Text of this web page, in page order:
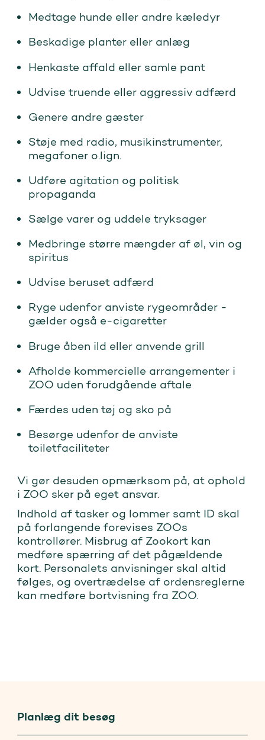
Medtage hunde eller andre kæledyr
Beskadige planter eller anlæg
Henkaste affald eller samle pant
Udvise truende eller aggressiv adfærd
Genere andre gæster
Støje med radio, musikinstrumenter,
megafoner o.lign.
Udføre agitation og politisk
propaganda
Sælge varer og uddele tryksager
Medbringe større mængder af øl, vin og
spiritus
Udvise beruset adfærd
Ryge udenfor anviste rygeområder -
gælder også e-cigaretter
Bruge åben ild eller anvende grill
Afholde kommercielle arrangementer i
ZOO uden forudgående aftale
Færdes uden tøj og sko på
Besørge udenfor de anviste
toiletfaciliteter
Vi gør desuden opmærksom på, at ophold
i ZOO sker på eget ansvar.
Indhold af tasker og lommer samt ID skal
på forlangende forevises ZOOs
kontrollører. Misbrug af Zookort kan
medføre spærring af det pågældende
kort. Personalets anvisninger skal altid
følges, og overtrædelse af ordensreglerne
kan medføre bortvisning fra ZOO.
Planlæg dit besøg